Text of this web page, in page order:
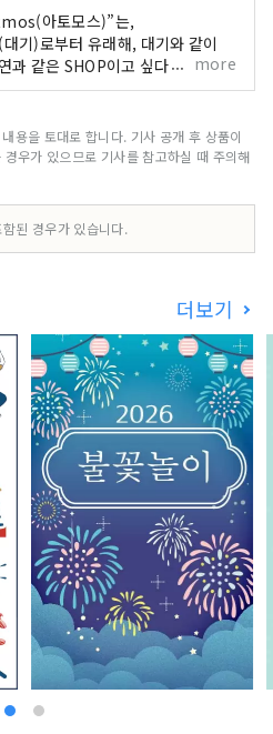
아토모스)”는,
)로부터 유래해, 대기와 같이
과 같은 SHOP이고 싶다.
년, 도쿄·하라주쿠에 헤드숍을
셔널 브랜드와의 콜라보레이션이나
델을 비롯해, 최신 제품의 테스트
more
용을 토대로 합니다. 기사 공개 후 상품이
우가 있으므로 기사를 참고하실 때 주의해
된 경우가 있습니다.
더보기